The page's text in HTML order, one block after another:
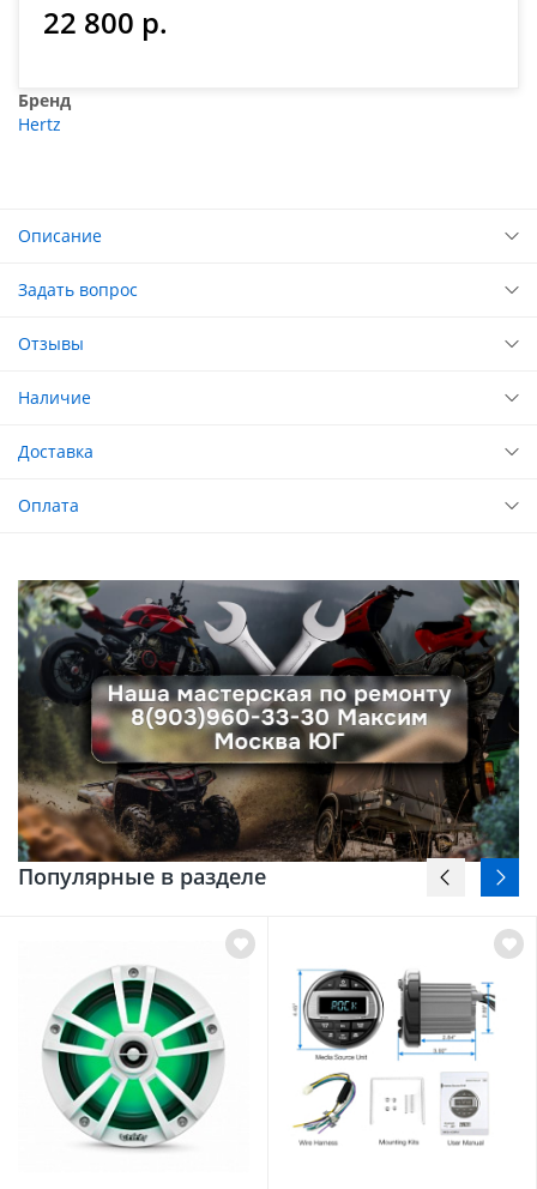
22 800 р.
Бренд
Hertz
Описание
Задать вопрос
Отзывы
Наличие
Доставка
Оплата
Популярные в разделе